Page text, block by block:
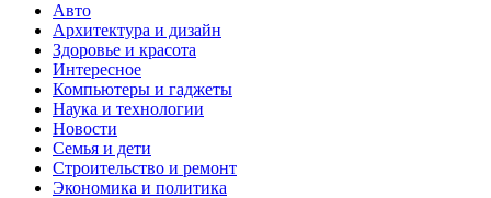
Авто
Архитектура и дизайн
Здоровье и красота
Интересное
Компьютеры и гаджеты
Наука и технологии
Новости
Семья и дети
Строительство и ремонт
Экономика и политика